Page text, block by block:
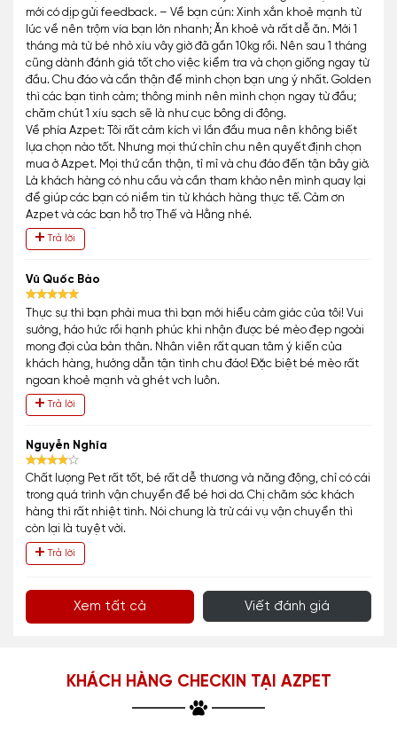
mới có dịp gửi feedback. – Về bạn cún: Xinh xắn khoẻ mạnh từ
lúc về nên trộm vía bạn lớn nhanh; Ăn khoẻ và rất dễ ăn. Mới 1
tháng mà từ bé nhỏ xíu vây giờ đã gần 10kg rồi. Nên sau 1 tháng
cũng dành đánh giá tốt cho việc kiểm tra và chọn giống ngay từ
đầu. Chu đáo và cẩn thận để mình chọn bạn ưng ý nhất. Golden
thì các bạn tình cảm; thông minh nên mình chọn ngay từ đầu;
chăm chút 1 xíu sạch sẽ là như cục bông di động.
Về phía Azpet: Tôi rất cảm kích vì lần đầu mua nên không biết
lựa chọn nào tốt. Nhưng mọi thứ chỉn chu nên quyết định chọn
mua ở Azpet. Mọi thứ cần thận, tỉ mỉ và chu đáo đến tận bây giờ.
Là khách hàng có nhu cầu và cần tham khảo nên mình quay lại
để giúp các bạn có niềm tin từ khách hàng thực tế. Cảm ơn
Azpet và các bạn hỗ trợ Thế và Hằng nhé.
Trả lời
Vũ Quốc Bảo
Thực sự thì bạn phải mua thì bạn mới hiểu cảm giác của tôi! Vui
sướng, háo hức rồi hạnh phúc khi nhận được bé mèo đẹp ngoài
mong đợi của bản thân. Nhân viên rất quan tâm ý kiến của
khách hàng, hướng dẫn tận tình chu đáo! Đặc biệt bé mèo rất
ngoan khoẻ mạnh và ghét vch luôn.
Trả lời
Nguyễn Nghĩa
Chất lượng Pet rất tốt, bé rất dễ thương và năng động, chỉ có cái
trong quá trình vận chuyển để bé hơi dơ. Chị chăm sóc khách
hàng thì rất nhiệt tình. Nói chung là trừ cái vụ vận chuyển thì
còn lại là tuyệt vời.
Trả lời
Xem tất cả Viết đánh giá
KHÁCH HÀNG CHECKIN TẠI AZPET